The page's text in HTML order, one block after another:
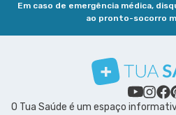
Em caso de emergência médica,
ao pronto-socorro
O Tua Saúde é um espaço